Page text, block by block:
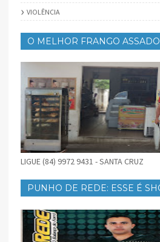
VIOLÊNCIA
O MELHOR FRANGO ASSADO
LIGUE (84) 9972 9431 - SANTA CRUZ
PUNHO DE REDE: ESSE É